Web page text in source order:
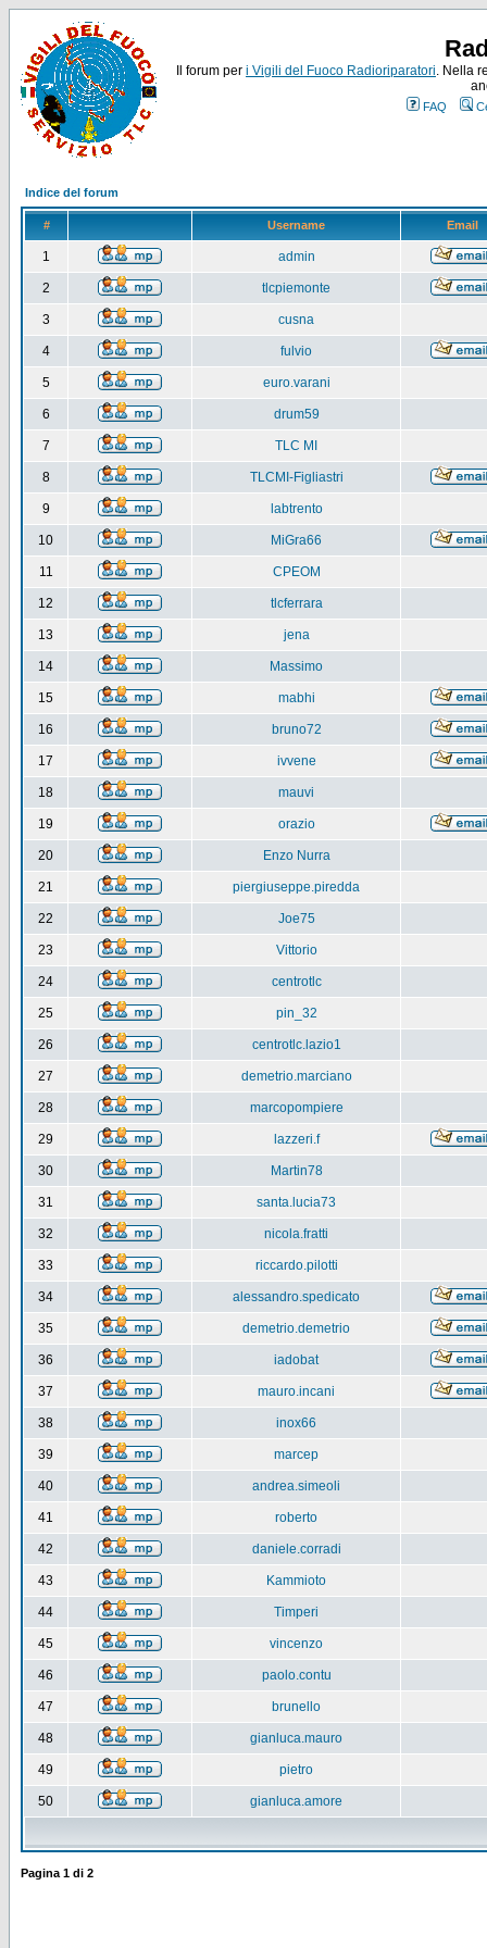
Il forum per i Vigili del Fuoco Radioriparatori. Nella
FAQ
Indice del forum
# Username Email
1 admin
2 tlcpiemonte
3 cusna
4 fulvio
5 euro.varani
6 drum59
7 TLC MI
8 TLCMI-Figliastri
9 labtrento
10 MiGra66
11 CPEOM
12 tlcferrara
13 jena
14 Massimo
15 mabhi
16 bruno72
17 ivvene
18 mauvi
19 orazio
20 Enzo Nurra
21 piergiuseppe.piredda
22 Joe75
23 Vittorio
24 centrotlc
25 pin_32
26 centrotlc.lazio1
27 demetrio.marciano
28 marcopompiere
29 lazzeri.f
30 Martin78
31 santa.lucia73
32 nicola.fratti
33 riccardo.pilotti
34 alessandro.spedicato
35 demetrio.demetrio
36 iadobat
37 mauro.incani
38 inox66
39 marcep
40 andrea.simeoli
41 roberto
42 daniele.corradi
43 Kammioto
44 Timperi
45 vincenzo
46 paolo.contu
47 brunello
48 gianluca.mauro
49 pietro
50 gianluca.amore
Pagina 1 di 2